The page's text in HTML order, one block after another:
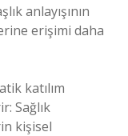
anlayışının
erişimi daha
katılım
Sağlık
kişisel